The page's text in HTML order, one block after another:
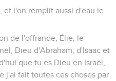
et l'on remplit aussi d'eau le
de l'offrande, Élie, le
Dieu d'Abraham, d'Isaac et
que tu es Dieu en Israël,
j'ai fait toutes ces choses par